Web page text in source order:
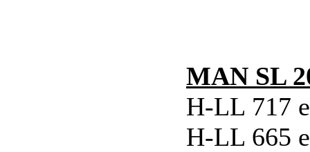
MAN SL
H-LL 717
H-LL 665